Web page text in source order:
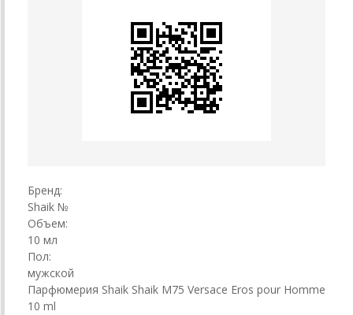
Бренд:
Shaik №
Объем:
10 мл
Пол:
мужской
Парфюмерия Shaik Shaik M75 Versace Eros pour Homme
10 ml